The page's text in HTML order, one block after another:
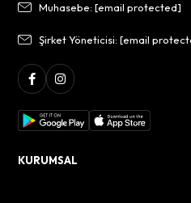
Muhasebe:[email protected]
Şirket Yöneticisi:[email
KURUMSAL